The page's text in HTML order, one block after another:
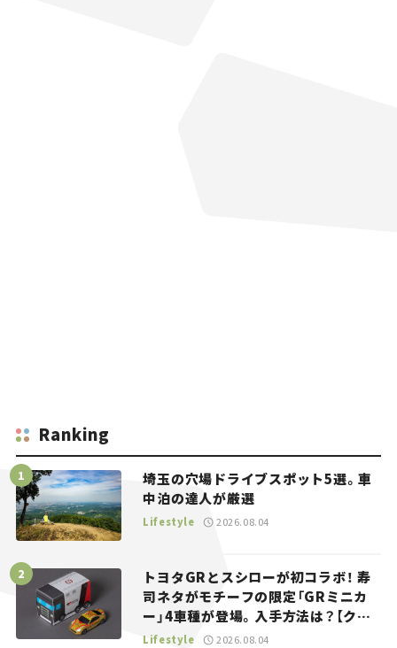
Ranking
埼玉の穴場ドライブスポット5選。車
中泊の達人が厳選
Lifestyle 2026.08.04
トヨタGRとスシローが初コラボ！ 寿
司ネタがモチーフの限定「GRミニカ
ー」4車種が登場。入手方法は？【クル
マとホビー】
Lifestyle 2026.08.04